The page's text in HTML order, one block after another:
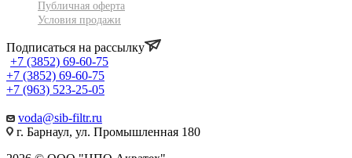
Публичная оферта
Условия продажи
Подписаться на рассылку
+7 (3852) 69-60-75
+7 (3852) 69-60-75
+7 (963) 523-25-05
voda@sib-filtr.ru
г. Барнаул, ул. Промышленная 180